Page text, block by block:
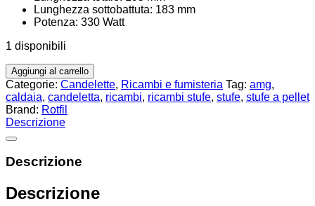
Lunghezza sottobattuta: 183 mm
Potenza: 330 Watt
1 disponibili
Aggiungi al carrello
Categorie: Candelette, Ricambi e fumisteria Tag: amg,
caldaia, candeletta, ricambi, ricambi stufe, stufe, stufe a pellet
Brand: Rotfil
Descrizione
Descrizione
Descrizione